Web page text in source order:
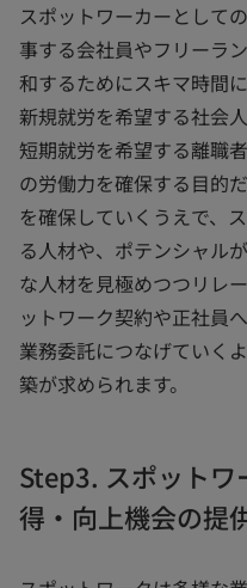
スポットワーカーとして
事する会社員やフリーラ
和するためにスキマ時間
新規就労を希望する社会
短期就労を希望する離職
の労働力を確保する目的
を確保していくうえで、
る人材や、ポテンシャル
な人材を見極めつつリレ
ットワーク契約や正社員
業務委託につなげていく
築が求められます。
Step3. スポットワ
得・向上機会の提